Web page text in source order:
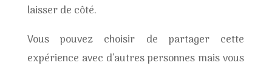
laisser de côté.
Vous pouvez choisir de partager cette
expérience avec d’autres personnes mais vous